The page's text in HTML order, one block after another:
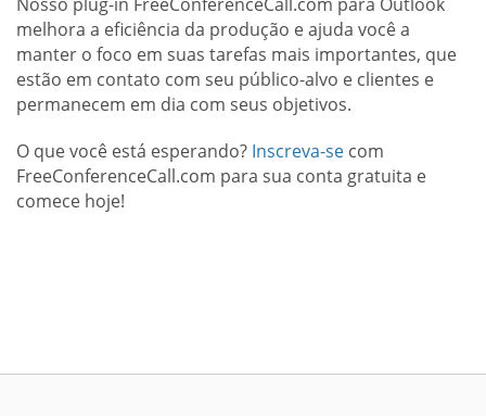
melhora a eficiência da produção e ajuda você a
manter o foco em suas tarefas mais importantes, que
estão em contato com seu público-alvo e clientes e
permanecem em dia com seus objetivos.
O que você está esperando? Inscreva-se com
FreeConferenceCall.com para sua conta gratuita e
comece hoje!